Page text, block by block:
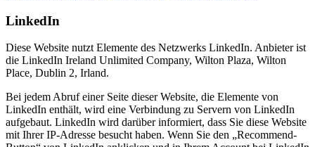
LinkedIn
Diese Website nutzt Elemente des Netzwerks LinkedIn. Anbieter ist
die LinkedIn Ireland Unlimited Company, Wilton Plaza, Wilton
Place, Dublin 2, Irland.
Bei jedem Abruf einer Seite dieser Website, die Elemente von
LinkedIn enthält, wird eine Verbindung zu Servern von LinkedIn
aufgebaut. LinkedIn wird darüber informiert, dass Sie diese Website
mit Ihrer IP-Adresse besucht haben. Wenn Sie den „Recommend-